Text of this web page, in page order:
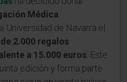
Médica
Universidad de Navarra el
2.000 regalos
a 15.000 euros . Este
edición y forma parte